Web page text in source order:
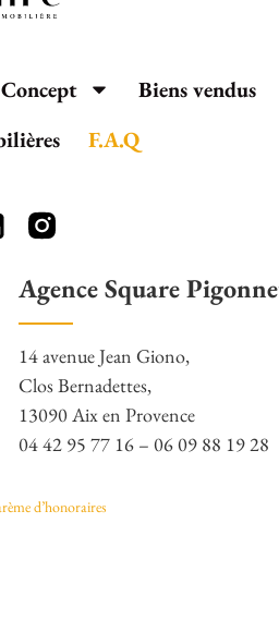
Concept Biens vendus
F.A.Q
Agence Square
14 avenue Jean Giono,
Clos Bernadettes,
13090 Aix en Provence
04 42 95 77 16 – 06 09 88 19 28
d’honoraires